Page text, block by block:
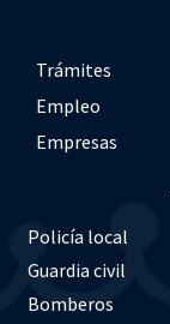
Trámites
Empleo
Empresas
Policía local
Guardia civil
Bomberos